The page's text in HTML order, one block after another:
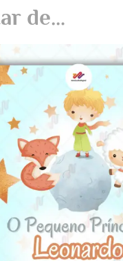
de…